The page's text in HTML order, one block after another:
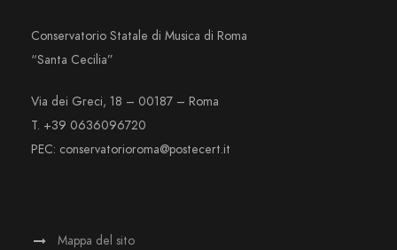
Conservatorio Statale di Musica di Roma
“Santa Cecilia”
Via dei Greci, 18 – 00187 – Roma
T. +39 0636096720
PEC: conservatorioroma@postecert.it
Mappa del sito